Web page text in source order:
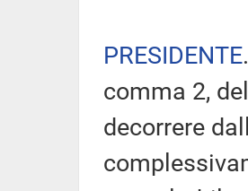
PRESIDENTE
comma 2,
decorrere